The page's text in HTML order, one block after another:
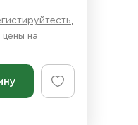
,
на